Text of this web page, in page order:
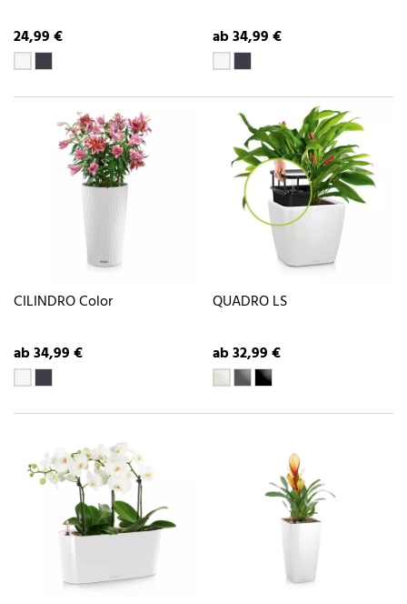
24,99 € ab 34,99 €
CILINDRO Color
ab 34,99 €
QUADRO LS
ab 32,99 €